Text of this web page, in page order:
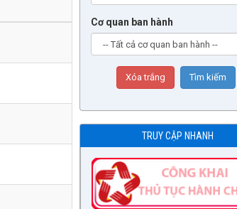
Cơ quan ban hành
TRUY CẬP NHANH